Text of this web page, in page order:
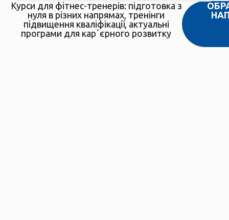
Курси для фітнес-тренерів: підготовка з
нуля в різних напрямах, тренінги
підвищення кваліфікації, актуальні
програми для карʼєрного розвитку